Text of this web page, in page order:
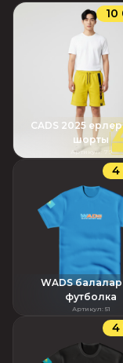
CADS 2025
шорты
Артикул: 79
4
WADS балалар
футболка
Артикул: 51
4